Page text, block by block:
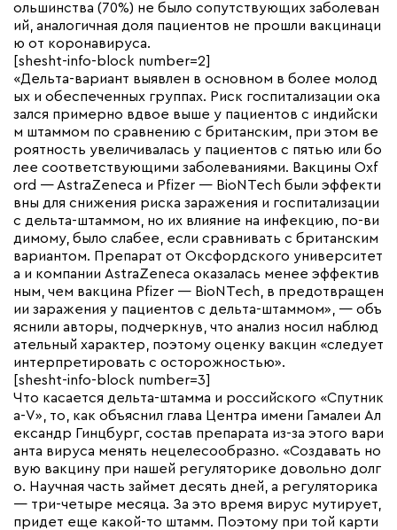
ольшинства (70%) не было сопутствующих заболеван
ий, аналогичная доля пациентов не прошли вакцинаци
ю от коронавируса.
[shesht-info-block number=2]
«Дельта-вариант выявлен в основном в более молод
ых и обеспеченных группах. Риск госпитализации ока
зался примерно вдвое выше у пациентов с индийски
м штаммом по сравнению с британским, при этом ве
роятность увеличивалась у пациентов с пятью или бо
лее соответствующими заболеваниями. Вакцины Oxf
ord — AstraZeneca и Pfizer — BioNTech были эффекти
вны для снижения риска заражения и госпитализации
с дельта-штаммом, но их влияние на инфекцию, по-ви
димому, было слабее, если сравнивать с британским
вариантом. Препарат от Оксфордского университет
а и компании AstraZeneca оказалась менее эффектив
ным, чем вакцина Pfizer — BioNTech, в предотвращен
ии заражения у пациентов с дельта-штаммом», — объ
яснили авторы, подчеркнув, что анализ носил наблюд
ательный характер, поэтому оценку вакцин «следует
интерпретировать с осторожностью».
[shesht-info-block number=3]
Что касается дельта-штамма и российского «Спутник
а-V», то, как объяснил глава Центра имени Гамалеи Ал
ександр Гинцбург, состав препарата из-за этого вари
анта вируса менять нецелесообразно. «Создавать но
вую вакцину при нашей регуляторике довольно долг
о. Научная часть займет десять дней, а регуляторика
— три-четыре месяца. За это время вирус мутирует,
придет еще какой-то штамм. Поэтому при той карти